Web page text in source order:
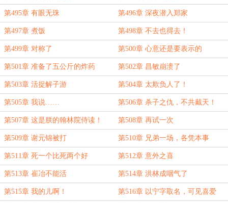
第495章 有眼无珠 第496章 深夜潜入郑家
第497章 煮饭 第498章 不去也得去！
第499章 对称了 第500章 心意还是要表示的
第501章 准备了五公斤的炸药 第502章 昌敏崩溃了
第503章 活捉解子游 第504章 太欺负人了！
第505章 我说…… 第506章 杀子之仇，不共戴天！
第507章 这是朕的翰林院侍读！ 第508章 再试一次
第509章 谢元锦被打 第510章 兄弟一场，各凭本事
第511章 死一个比死两个好 第512章 意外之喜
第513章 崔冶不能活 第514章 洪林成咽气了
第515章 我的儿啊！ 第516章 以宁字取名，可见喜爱